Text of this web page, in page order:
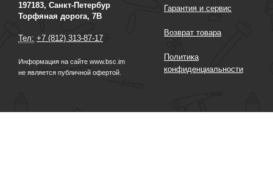
197183, Санкт-Петербур
Торфяная дорога, 7В
Тел: +7 (812) 313-87-17
Информация на сайте www.bsc.im
не является публичной офертой.
Гарантия и сервис
Возврат товара
Политика
конфиденциальности